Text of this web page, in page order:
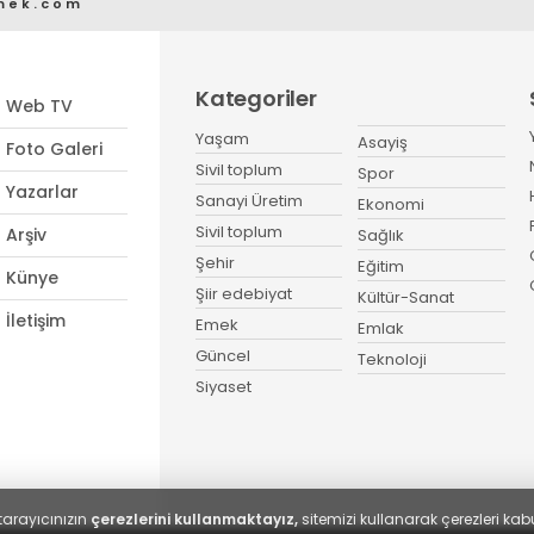
Web TV
Foto Galeri
Yazarlar
Arşiv
Künye
İletişim
Kategoriler
Yaşam
Sivil toplum
Sanayi Üretim
Sivil toplum
Şehir
Şiir edebiyat
Emek
Güncel
Siyaset
Asayiş
Spor
Ekonomi
Sağlık
Eğitim
Kültür-Sanat
Emlak
Teknoloji
çerezlerini kullanmaktayız,sitemizi kullanarak çerezleri